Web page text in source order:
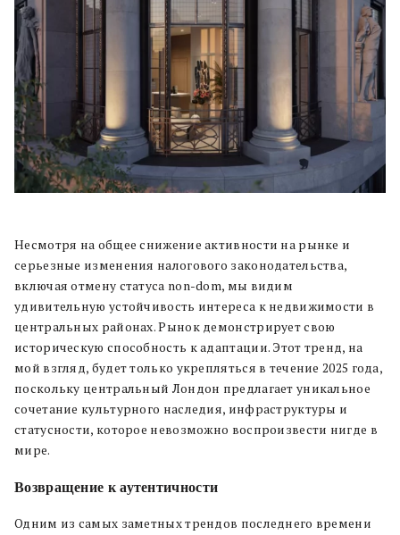
Несмотря на общее снижение активности на рынке и
серьезные изменения налогового законодательства,
включая отмену статуса non-dom, мы видим
удивительную устойчивость интереса к недвижимости в
центральных районах. Рынок демонстрирует свою
историческую способность к адаптации. Этот тренд, на
мой взгляд, будет только укрепляться в течение 2025 года,
поскольку центральный Лондон предлагает уникальное
сочетание культурного наследия, инфраструктуры и
статусности, которое невозможно воспроизвести нигде в
мире.
Возвращение к аутентичности
Одним из самых заметных трендов последнего времени